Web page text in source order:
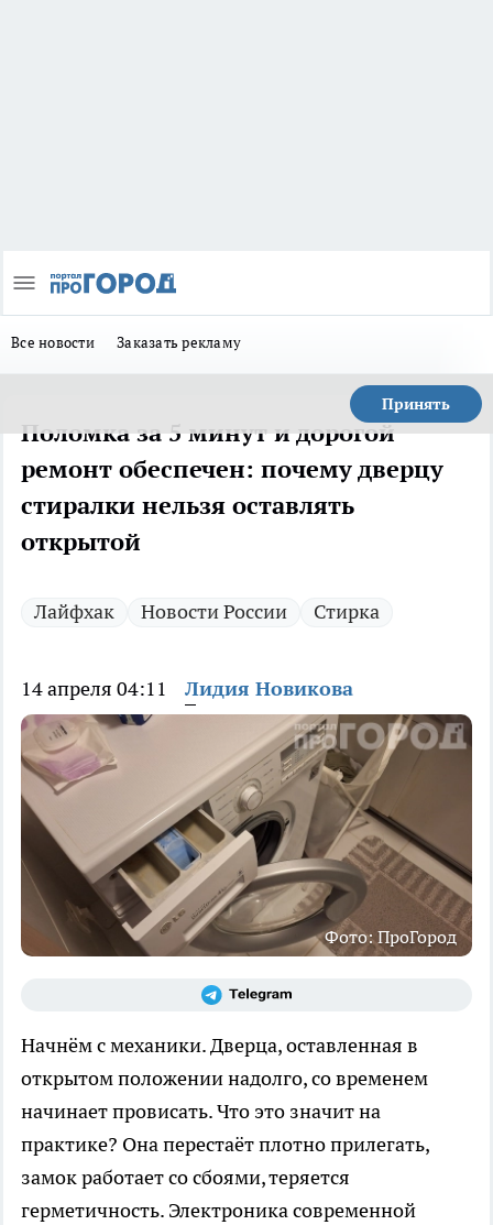
Все новости Заказать рекламу
Принять
Поломка за 5 минут и дорогой
ремонт обеспечен: почему дверцу
стиралки нельзя оставлять
открытой
Лайфхак Новости России Стирка
14 апреля 04:11 Лидия Новикова
Фото: ПроГород
Начнём с механики. Дверца, оставленная в
открытом положении надолго, со временем
начинает провисать. Что это значит на
практике? Она перестаёт плотно прилегать,
замок работает со сбоями, теряется
герметичность. Электроника современной